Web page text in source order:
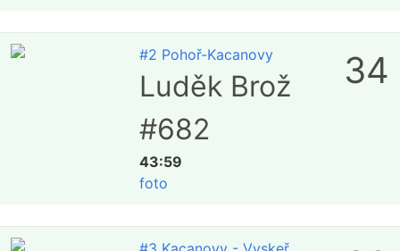
#2 Pohoř-Kacanovy
Luděk Brož
#682
43:59
foto
34